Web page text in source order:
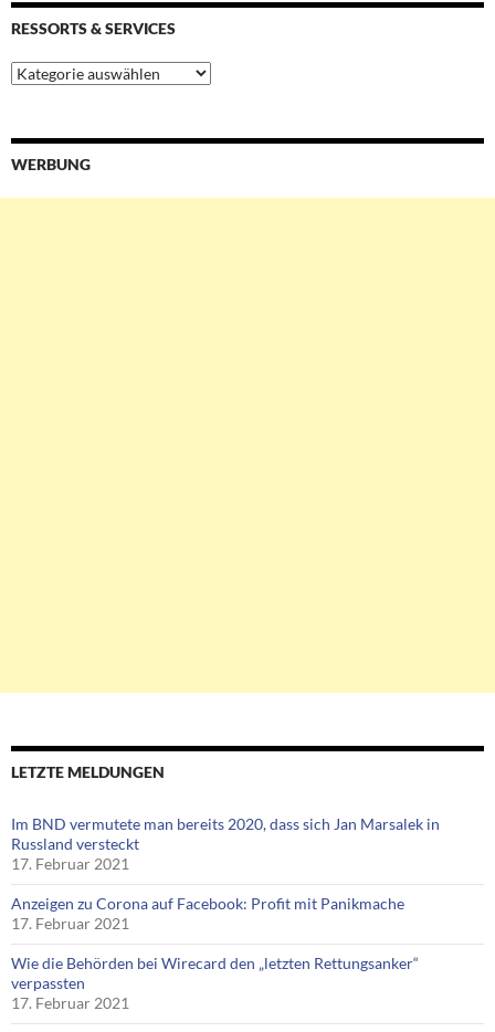
RESSORTS & SERVICES
Ressorts
&
WERBUNG
LETZTE MELDUNGEN
Im BND vermutete man bereits 2020, dass sich Jan Marsalek in
Russland versteckt
17. Februar 2021
Anzeigen zu Corona auf Facebook: Profit mit Panikmache
17. Februar 2021
Wie die Behörden bei Wirecard den „letzten Rettungsanker“
verpassten
17. Februar 2021